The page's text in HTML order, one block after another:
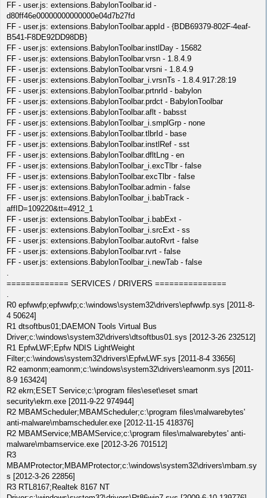
FF - user.js: extensions.BabylonToolbar.id -
d80ff46e00000000000000e04d7b27fd
FF - user.js: extensions.BabylonToolbar.appId - {BDB69379-802F-4eaf-
B541-F8DE92DD98DB}
FF - user.js: extensions.BabylonToolbar.instlDay - 15682
FF - user.js: extensions.BabylonToolbar.vrsn - 1.8.4.9
FF - user.js: extensions.BabylonToolbar.vrsni - 1.8.4.9
FF - user.js: extensions.BabylonToolbar_i.vrsnTs - 1.8.4.917:28:19
FF - user.js: extensions.BabylonToolbar.prtnrId - babylon
FF - user.js: extensions.BabylonToolbar.prdct - BabylonToolbar
FF - user.js: extensions.BabylonToolbar.aflt - babsst
FF - user.js: extensions.BabylonToolbar_i.smplGrp - none
FF - user.js: extensions.BabylonToolbar.tlbrId - base
FF - user.js: extensions.BabylonToolbar.instlRef - sst
FF - user.js: extensions.BabylonToolbar.dfltLng - en
FF - user.js: extensions.BabylonToolbar_i.excTlbr - false
FF - user.js: extensions.BabylonToolbar.excTlbr - false
FF - user.js: extensions.BabylonToolbar.admin - false
FF - user.js: extensions.BabylonToolbar_i.babTrack -
affID=109220&tt=4912_1
FF - user.js: extensions.BabylonToolbar_i.babExt -
FF - user.js: extensions.BabylonToolbar_i.srcExt - ss
FF - user.js: extensions.BabylonToolbar.autoRvrt - false
FF - user.js: extensions.BabylonToolbar.rvrt - false
FF - user.js: extensions.BabylonToolbar_i.newTab - false
.
============= SERVICES / DRIVERS ===============
.
R0 epfwwfp;epfwwfp;c:\windows\system32\drivers\epfwwfp.sys [2011-8-
4 50624]
R1 dtsoftbus01;DAEMON Tools Virtual Bus
Driver;c:\windows\system32\drivers\dtsoftbus01.sys [2012-3-26 232512]
R1 EpfwLWF;Epfw NDIS LightWeight
Filter;c:\windows\system32\drivers\EpfwLWF.sys [2011-8-4 33656]
R2 eamonm;eamonm;c:\windows\system32\drivers\eamonm.sys [2011-
8-9 163424]
R2 ekrn;ESET Service;c:\program files\eset\eset smart
security\ekrn.exe [2011-9-22 974944]
R2 MBAMScheduler;MBAMScheduler;c:\program files\malwarebytes'
anti-malware\mbamscheduler.exe [2012-11-15 418376]
R2 MBAMService;MBAMService;c:\program files\malwarebytes' anti-
malware\mbamservice.exe [2012-3-26 701512]
R3
MBAMProtector;MBAMProtector;c:\windows\system32\drivers\mbam.sy
s [2012-3-26 22856]
R3 RTL8167;Realtek 8167 NT